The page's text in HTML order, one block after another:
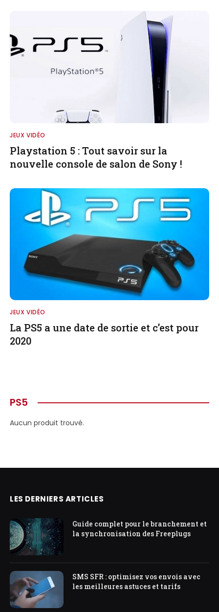
JEUX VIDÉO
Playstation 5 : Tout savoir sur la
nouvelle console de salon de Sony !
JEUX VIDÉO
La PS5 a une date de sortie et c’est pour
2020
PS5
Aucun produit trouvé.
LES DERNIERS ARTICLES
Guide complet pour le branchement et
la synchronisation des Freeplugs
SMS SFR : optimisez vos envois avec
les meilleures astuces et tarifs